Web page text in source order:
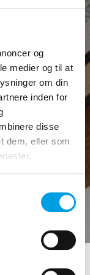
og
medier og til at
om din
inden for
disse
dem, eller som